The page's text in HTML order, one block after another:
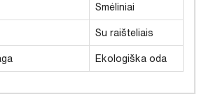
Smėliniai
Su raišteliais
Ekologiška oda